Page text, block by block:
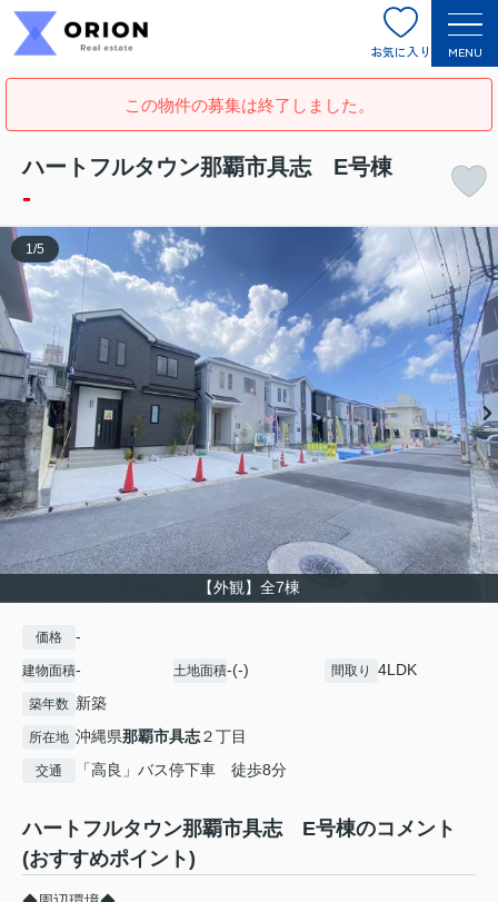
お気に入り MENU
この物件の募集は終了しました。
ハートフルタウン那覇市具志 E号棟
-
【外観】全7棟
1 /5
価格 -
建物面積- 土地面積-(-) 間取り 4LDK
築年数 新築
所在地 沖縄県那覇市具志２丁目
交通 「高良」バス停下車 徒歩8分
ハートフルタウン那覇市具志 E号棟のコメント
(おすすめポイント)